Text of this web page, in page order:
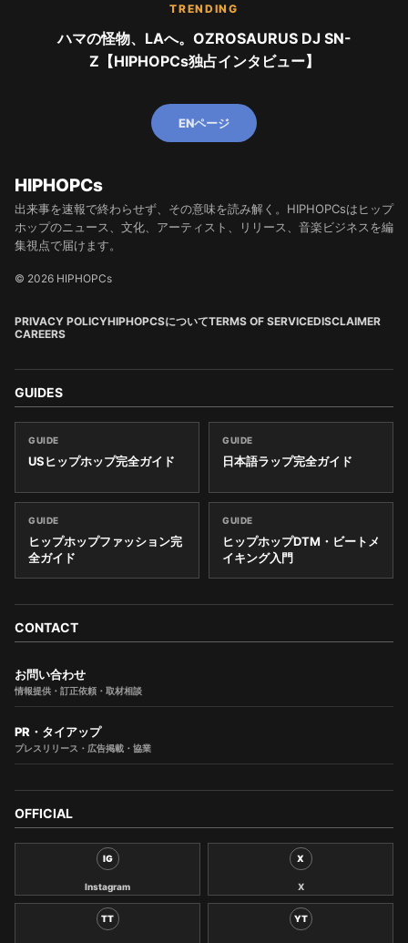
TRENDING
ハマの怪物、LAへ。OZROSAURUS DJ SN-
Z【HIPHOPCs独占インタビュー】
ENページ
HIPHOPCs
出来事を速報で終わらせず、その意味を読み解く。HIPHOPCsはヒップ
ホップのニュース、文化、アーティスト、リリース、音楽ビジネスを編
集視点で届けます。
© 2026 HIPHOPCs
PRIVACY POLICYHIPHOPCSについてTERMS OF SERVICEDISCLAIMER
CAREERS
GUIDES
GUIDE
USヒップホップ完全ガイド
GUIDE
日本語ラップ完全ガイド
GUIDE
ヒップホップファッション完
全ガイド
GUIDE
ヒップホップDTM・ビートメ
イキング入門
CONTACT
お問い合わせ
情報提供・訂正依頼・取材相談
PR・タイアップ
プレスリリース・広告掲載・協業
OFFICIAL
IG
Instagram
X
X
TT YT